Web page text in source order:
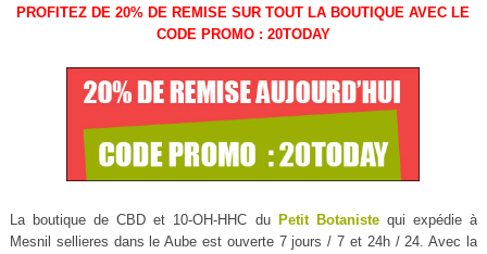
PROFITEZ DE 20% DE REMISE SUR TOUT LA BOUTIQUE AVEC LE
CODE PROMO : 20TODAY
La boutique de CBD et 10-OH-HHC du Petit Botanistequi expédie à
Mesnil sellieres dans le Aube est ouverte 7 jours / 7 et 24h / 24. Avec la